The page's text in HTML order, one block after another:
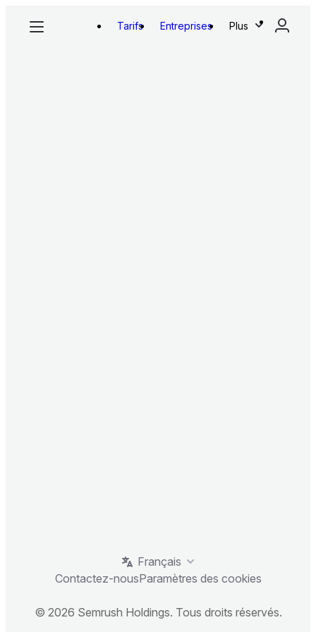
Tarifs Entreprises Plus
Français
Contactez-nousParamètres des cookies
© 2026 Semrush Holdings. Tous droits réservés.